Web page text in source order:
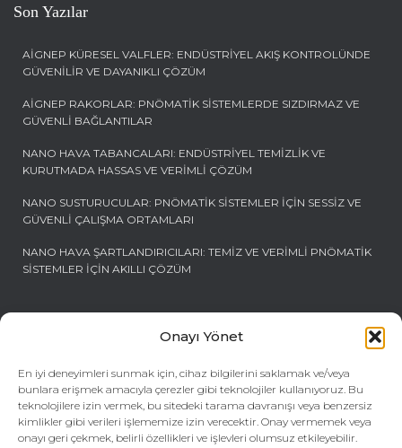
Onayı Yönet
En iyi deneyimleri sunmak için, cihaz bilgilerini saklamak ve/veya
bunlara erişmek amacıyla çerezler gibi teknolojiler kullanıyoruz. Bu
teknolojilere izin vermek, bu sitedeki tarama davranışı veya benzersiz
kimlikler gibi verileri işlememize izin verecektir. Onay vermemek veya
onayı geri çekmek, belirli özellikleri ve işlevleri olumsuz etkileyebilir.
Son Yazılar
AIGNEP KÜRESEL VALFLER: ENDÜSTRIYEL AKIŞ KONTROLÜNDE
GÜVENILIR VE DAYANIKLI ÇÖZÜM
AIGNEP RAKORLAR: PNÖMATIK SISTEMLERDE SIZDIRMAZ VE
GÜVENLI BAĞLANTILAR
NANO HAVA TABANCALARI: ENDÜSTRIYEL TEMIZLIK VE
KURUTMADA HASSAS VE VERIMLI ÇÖZÜM
NANO SUSTURUCULAR: PNÖMATIK SISTEMLER İÇIN SESSIZ VE
GÜVENLI ÇALIŞMA ORTAMLARI
NANO HAVA ŞARTLANDIRICILARI: TEMIZ VE VERIMLI PNÖMATIK
SISTEMLER İÇIN AKILLI ÇÖZÜM
Ofisimiz
Biz size ulaşalım